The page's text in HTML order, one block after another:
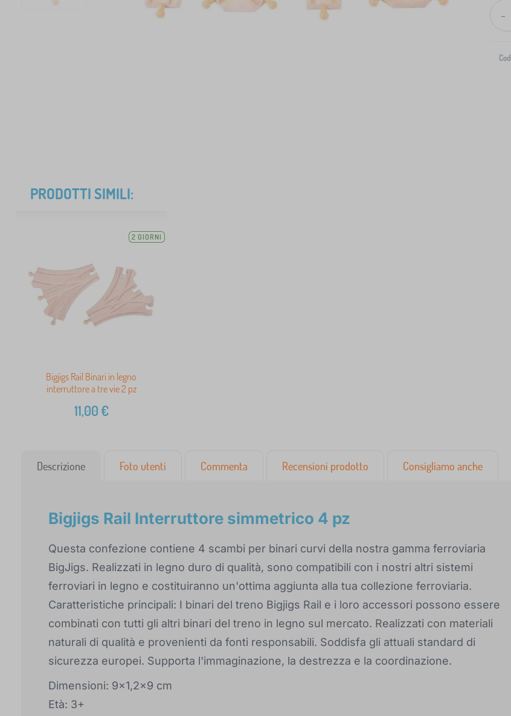
-
PRODOTTI SIMILI:
2 GIORNI
Bigjigs Rail Binari in legno
interruttore a tre vie 2 pz
11,00€
Descrizione Foto utenti Commenta Recensioni prodotto Consigliamo anche
Bigjigs Rail Interruttore simmetrico 4 pz
Questa confezione contiene 4 scambi per binari curvi della nostra gamma ferroviaria
BigJigs. Realizzati in legno duro di qualità, sono compatibili con i nostri altri sistemi
ferroviari in legno e costituiranno un'ottima aggiunta alla tua collezione ferroviaria.
Caratteristiche principali: I binari del treno Bigjigs Rail e i loro accessori possono essere
combinati con tutti gli altri binari del treno in legno sul mercato. Realizzati con materiali
naturali di qualità e provenienti da fonti responsabili. Soddisfa gli attuali standard di
sicurezza europei. Supporta l'immaginazione, la destrezza e la coordinazione.
Dimensioni: 9x1,2x9 cm
Età: 3+